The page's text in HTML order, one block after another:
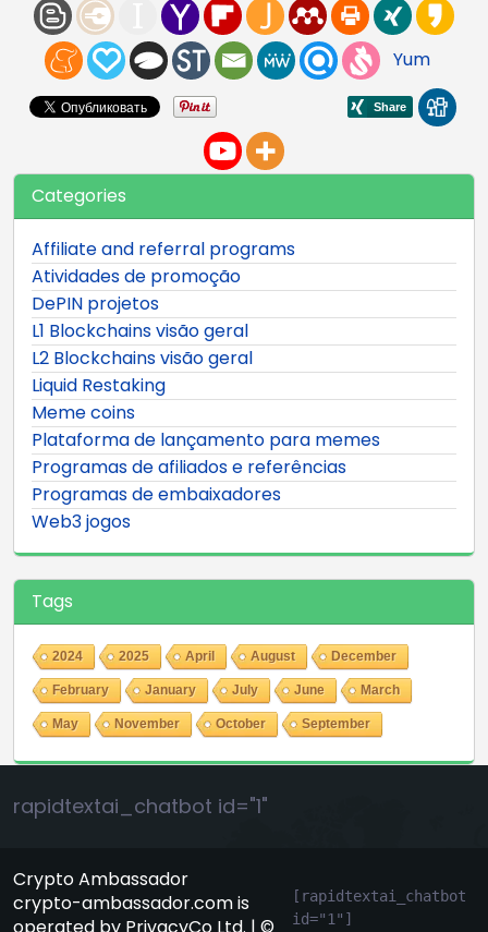
Yum
Categories
Affiliate and referral programs
Atividades de promoção
DePIN projetos
L1 Blockchains visão geral
L2 Blockchains visão geral
Liquid Restaking
Meme coins
Plataforma de lançamento para memes
Programas de afiliados e referências
Programas de embaixadores
Web3 jogos
Tags
2024 2025 April August December
February January July June March
May November October September
rapidtextai_chatbot id="1"
Crypto Ambassador
crypto-ambassador.com is
[rapidtextai_chatbot
id="1"]